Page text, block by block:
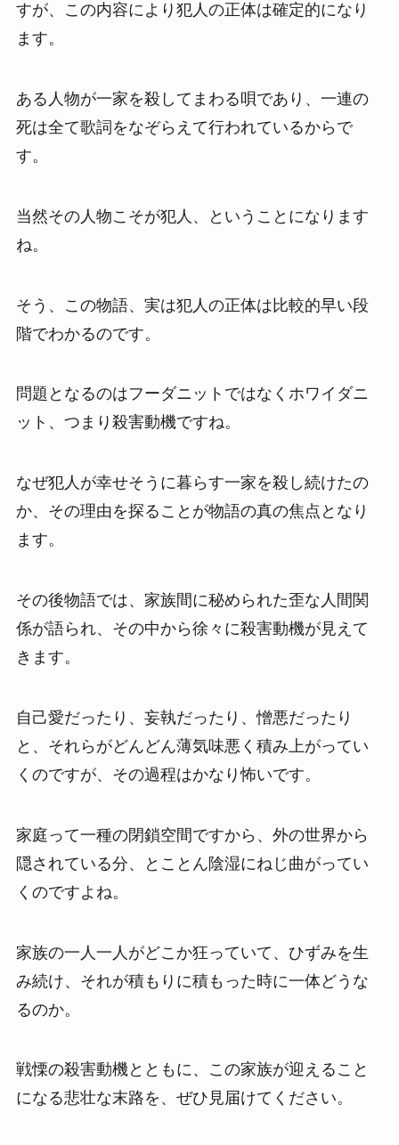
すが、この内容により犯人の正体は確定的になり
ます。
ある人物が一家を殺してまわる唄であり、一連の
死は全て歌詞をなぞらえて行われているからで
す。
当然その人物こそが犯人、ということになります
ね。
そう、この物語、実は犯人の正体は比較的早い段
階でわかるのです。
問題となるのはフーダニットではなくホワイダニ
ット、つまり殺害動機ですね。
なぜ犯人が幸せそうに暮らす一家を殺し続けたの
か、その理由を探ることが物語の真の焦点となり
ます。
その後物語では、家族間に秘められた歪な人間関
係が語られ、その中から徐々に殺害動機が見えて
きます。
自己愛だったり、妄執だったり、憎悪だったり
と、それらがどんどん薄気味悪く積み上がってい
くのですが、その過程はかなり怖いです。
家庭って一種の閉鎖空間ですから、外の世界から
隠されている分、とことん陰湿にねじ曲がってい
くのですよね。
家族の一人一人がどこか狂っていて、ひずみを生
み続け、それが積もりに積もった時に一体どうな
るのか。
戦慄の殺害動機とともに、この家族が迎えること
になる悲壮な末路を、ぜひ見届けてください。